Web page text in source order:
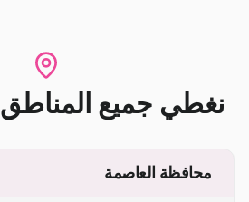
نغطي جميع المناطق
محافظة العاصمة